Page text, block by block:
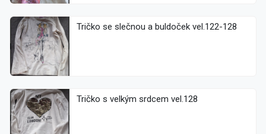
Tričko se slečnou a buldoček vel.122-128
Tričko s velkým srdcem vel.128